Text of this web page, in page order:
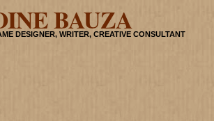
BAUZA
DESIGNER, WRITER, CREATIVE CONSULTANT